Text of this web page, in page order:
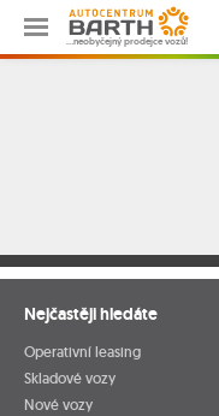
…neobyčejný prodejce vozů!
Nejčastěji hledáte
Operativní leasing
Skladové vozy
Nové vozy